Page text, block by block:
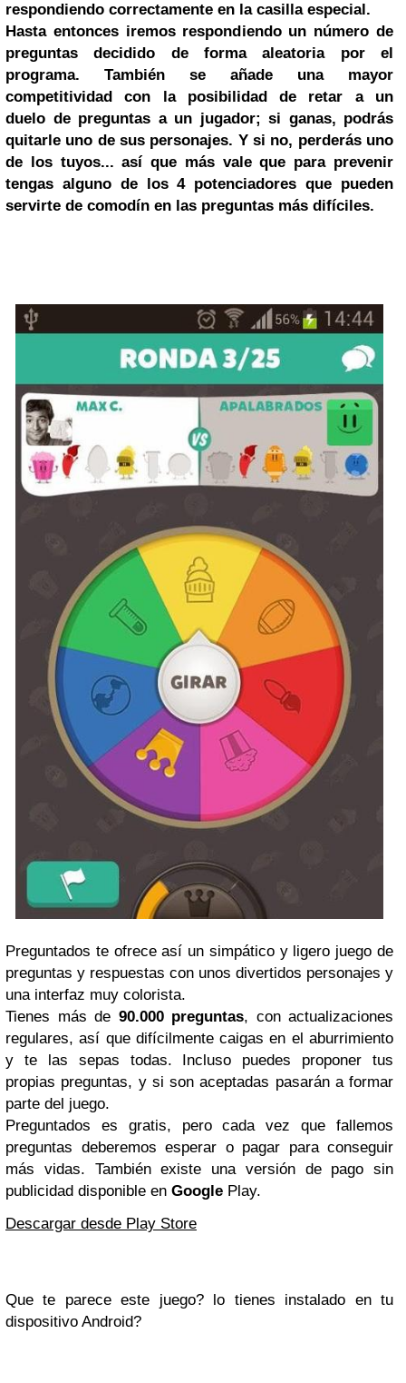
respondiendo correctamente en la casilla especial.
Hasta entonces iremos respondiendo un número de
preguntas decidido de forma aleatoria por el
programa. También se añade una mayor
competitividad con la posibilidad de retar a un
duelo de preguntas a un jugador; si ganas, podrás
quitarle uno de sus personajes. Y si no, perderás uno
de los tuyos... así que más vale que para prevenir
tengas alguno de los4 potenciadores que pueden
servirte de comodín en las preguntas más difíciles.
Preguntados te ofrece así un simpático y ligero juego de
preguntas y respuestas con unos divertidos personajes y
una interfaz muy colorista.
Tienes más de 90.000 preguntas, con actualizaciones
regulares, así que difícilmente caigas en el aburrimiento
y te las sepas todas. Incluso puedes proponer tus
propias preguntas, y si son aceptadas pasarán a formar
parte del juego.
Preguntados es gratis, pero cada vez que fallemos
preguntas deberemos esperar o pagar para conseguir
más vidas. También existe una versión de pago sin
publicidad disponible en Google Play.
Descargar desde Play Store
Que te parece este juego? lo tienes instalado en tu
dispositivo Android?